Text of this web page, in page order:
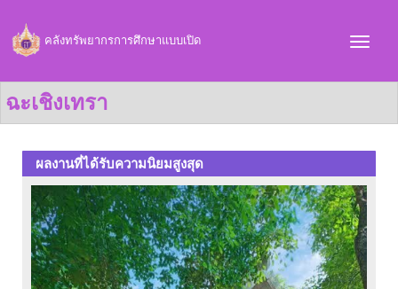
คลังทรัพยากรการศึกษาแบบเปิด
ฉะเชิงเทรา
ผลงานที่ได้รับความนิยมสูงสุด